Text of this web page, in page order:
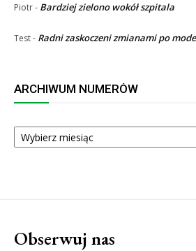
Piotr- Bardziej zielono wokół szpitala
Test- Radni zaskoczeni zmianami po
ARCHIWUM NUMERÓW
ARCHIWUM
NUMERÓW
Obserwuj nas